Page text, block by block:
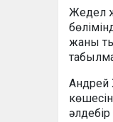
Жедел
жаны
Андрей
әлдебір